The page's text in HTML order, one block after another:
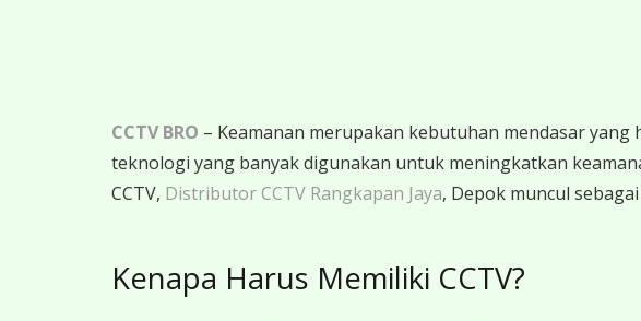
CCTV BRO – Keamanan merupakan kebutuhan mendasar
teknologi yang banyak digunakan untuk meningkatkan
CCTV, Distributor CCTV Rangkapan Jaya, Depok muncul
Kenapa Harus Memiliki CCTV?